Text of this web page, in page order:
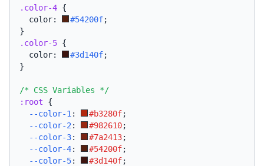
.color-4 {
  color:
#54200f;
}
.color-5 {
  color:
#3d140f;
}
/* CSS Variables */
:root {
--color-1 : #b3280f;
--color-2 : #982610;
--color-3: #7a2413;
--color-4: #54200f;
--color-5: #3d140f;